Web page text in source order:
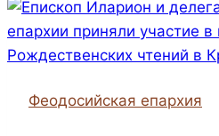
Виталия
села
Калиновки
сбор
Феодосийская епархия